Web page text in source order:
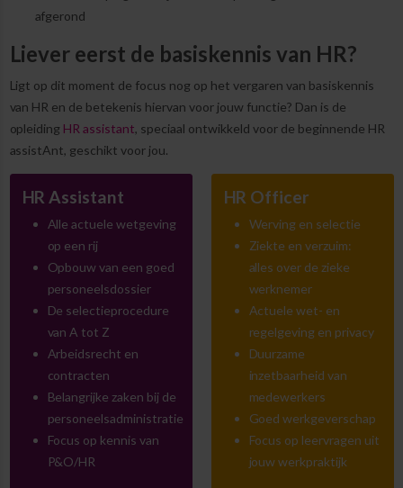
afgerond
Liever eerst de basiskennis van HR?
Ligt op dit moment de focus nog op het vergaren van basiskennis
van HR en de betekenis hiervan voor jouw functie? Dan is de
opleiding HR assistant, speciaal ontwikkeld voor de beginnende HR
assistAnt, geschikt voor jou.
HR Assistant
Alle actuele wetgeving
op een rij
Opbouw van een goed
personeelsdossier
De selectieprocedure
van A tot Z
Arbeidsrecht en
contracten
Belangrijke zaken bij de
personeelsadministratie
Focus op kennis van
P&O/HR
HR Officer
Werving en selectie
Ziekte en verzuim:
alles over de zieke
werknemer
Actuele wet- en
regelgeving en privacy
Duurzame
inzetbaarheid van
medewerkers
Goed werkgeverschap
Focus op leervragen uit
jouw werkpraktijk